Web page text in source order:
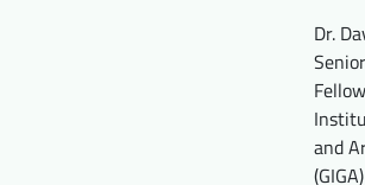
Wer wir sind
Newsletter
Dr.
and